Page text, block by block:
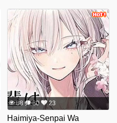
88 30 23
Haimiya-Senpai Wa